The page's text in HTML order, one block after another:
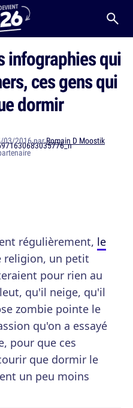
infographies qui
ces gens qui
dormir
03/2016 parRomain D Moostik
régulièrement, le
religion, un petit
pour rien au
qu'il neige, qu'il
zombie pointe le
qu'on a essayé
pour que ces
que dormir le
un peu moins